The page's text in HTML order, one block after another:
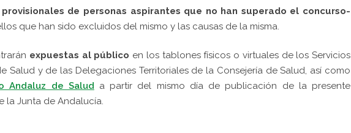
de personas aspirantes que no han superado el concurso-
que han sido excluidos del mismo y las causas de la misma.
expuestas al público en los tablones físicos o virtuales de los Servicios
Salud y de las Delegaciones Territoriales de la Consejería de Salud, así como
Andaluz de Salud a partir del mismo día de publicación de la presente
la Junta de Andalucía.